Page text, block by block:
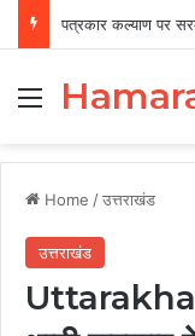
Menu
Home /उत्तराखंड
उत्तराखंड